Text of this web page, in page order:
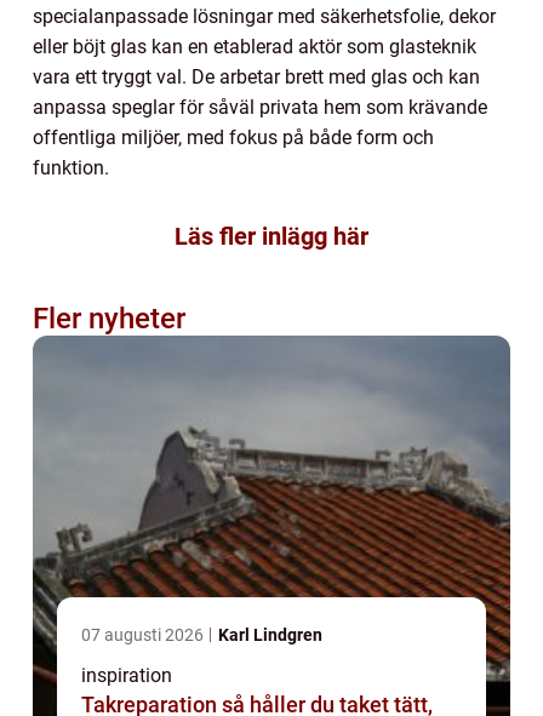
specialanpassade lösningar med säkerhetsfolie, dekor
eller böjt glas kan en etablerad aktör som glasteknik
vara ett tryggt val. De arbetar brett med glas och kan
anpassa speglar för såväl privata hem som krävande
offentliga miljöer, med fokus på både form och
funktion.
Läs fler inlägg här
Fler nyheter
07 augusti 2026 Karl Lindgren
inspiration
Takreparation så håller du taket tätt,